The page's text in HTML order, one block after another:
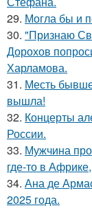
29. Могла бы и
30. "Признаю
Дорохов
Харламова.
31. Месть
вышла!
32. Концерты
России.
33. Мужчина
где-то в
34. Ана де
2025 года.